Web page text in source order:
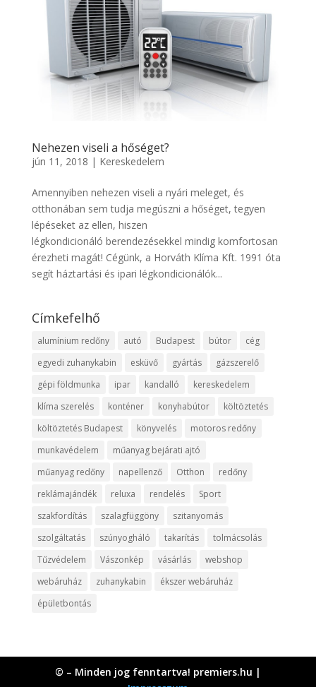
Nehezen viseli a hőséget?
jún 11, 2018 | Kereskedelem
Amennyiben nehezen viseli a nyári meleget, és
otthonában sem tudja megúszni a hőséget, tegyen
lépéseket az ellen, hiszen
légkondicionáló berendezésekkel mindig komfortosan
érezheti magát! Cégünk, a Horváth Klíma Kft. 1991 óta
segít háztartási és ipari légkondicionálók...
Címkefelhő
alumínium redőny autó Budapest bútor
cég
egyedi zuhanykabin
esküvő gyártás
gázszerelő
gépi földmunka
ipar kandalló
kereskedelem
klíma szerelés
konténer konyhabútor
költöztetés
költöztetés Budapest
könyvelés
motoros redőny
munkavédelem
műanyag bejárati ajtó
műanyag redőny
napellenző Otthon
redőny
reklámajándék
reluxa rendelés
Sport
szakfordítás
szalagfüggöny
szitanyomás
szolgáltatás
szúnyogháló takarítás
tolmácsolás
Tűzvédelem
Vászonkép vásárlás
webshop
webáruház
zuhanykabin
ékszer webáruház
épületbontás
© – Minden jog fenntartva! premiers.hu |